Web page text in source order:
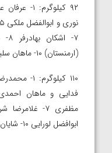
(ارمنستان) ۱۰- ماهان سلیمی
ابوافضل لورایی ۱۰- شایان عبدوندی